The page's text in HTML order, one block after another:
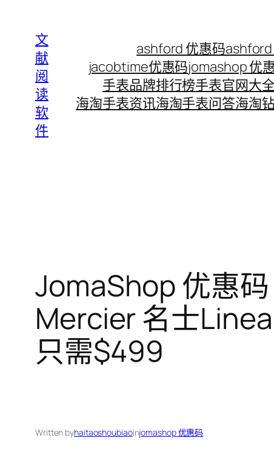
content
文
献
阅
读
软
件
ashford 优惠码
jacobtime优惠码jomashop 优
手表品牌排行榜手表官网大
海淘手表资讯海淘手表问答海淘
JomaShop 优惠
Mercier 名士
只需$499
Written byhaitaoshoubiaoinjomashop 优惠码